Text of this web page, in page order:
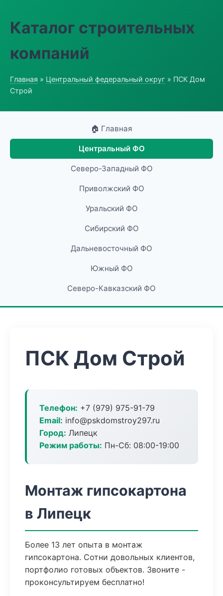
Каталог строительных
компаний
Главная » Центральный федеральный округ » ПСК Дом
Строй
🏠 Главная
Центральный ФО
Северо-Западный ФО
Приволжский ФО
Уральский ФО
Сибирский ФО
Дальневосточный ФО
Южный ФО
Северо-Кавказский ФО
ПСК Дом Строй
Телефон: +7 (979) 975-91-79
Email: info@pskdomstroy297.ru
Город: Липецк
Режим работы: Пн-Сб: 08:00-19:00
Монтаж гипсокартона
в Липецк
Более 13 лет опыта в монтаж
гипсокартона. Сотни довольных клиентов,
портфолио готовых объектов. Звоните -
проконсультируем бесплатно!